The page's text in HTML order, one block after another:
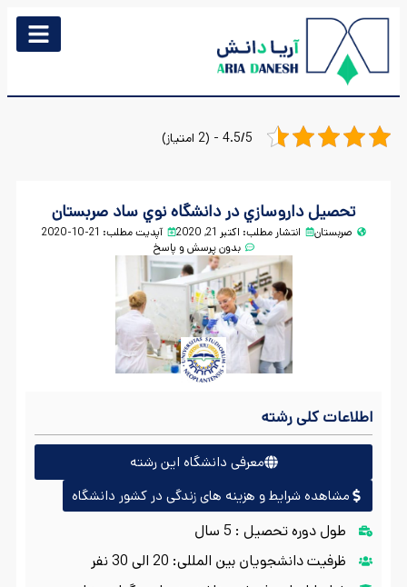
4.5/5 - (2 امتیاز)
تحصيل داروسازي در دانشگاه نوي ساد صربستان
صربستان انتشار مطلب: اکتبر 21, 2020
آپدیت مطلب: 21-10-2020
بدون پرسش و پاسخ
اطلاعات کلی رشته
معرفی دانشگاه این رشته
مشاهده شرایط و هزینه های زندگی در کشور دانشگاه
طول دوره تحصیل : 5 سال
ظرفیت دانشجویان بین المللی: 20 الی 30 نفر